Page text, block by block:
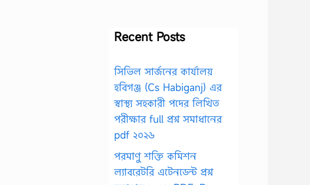
Recent Posts
সিভিল সার্জনের কার্যালয়
হবিগঞ্জ (Cs Habiganj) এর
স্বাস্থ্য সহকারী পদের লিখিত
পরীক্ষার full প্রশ্ন সমাধানের
pdf ২০২৬
পরমাণু শক্তি কমিশন
ল্যাবরেটরি এটেনডেন্ট প্রশ্ন